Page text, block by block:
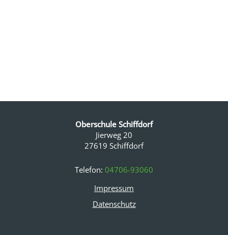
Oberschule Schiffdorf
Jierweg 20
27619 Schiffdorf
Telefon: 04706-93060
Impressum
Datenschutz